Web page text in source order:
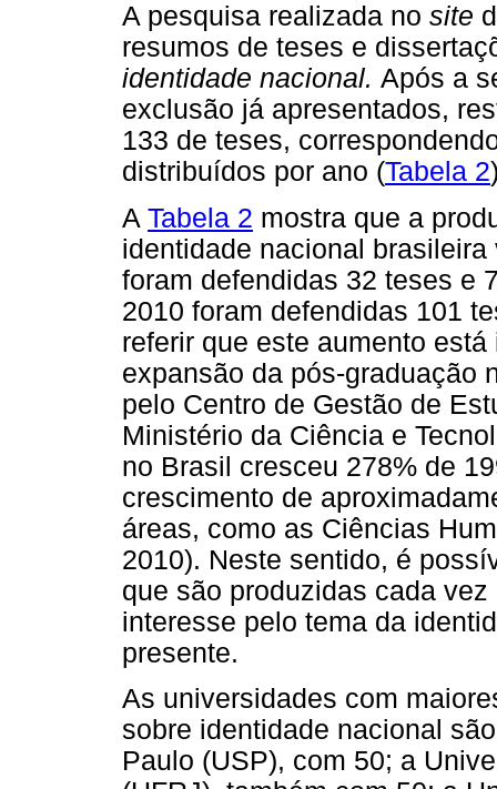
A pesquisa realizada no site
resumos de teses e
identidade nacional. Após a
exclusão já apresentados,
133 de teses,
distribuídos por ano (Tabela 2
A Tabela 2 mostra que a
identidade nacional
foram defendidas 32 teses e
2010 foram defendidas 101
referir que este aumento
expansão da pós-graduação
pelo Centro de Gestão de
Ministério da Ciência e
no Brasil cresceu 278% de
crescimento de
áreas, como as Ciências
2010). Neste sentido, é
que são produzidas cada
interesse pelo tema da
presente.
As universidades com
sobre identidade nacional
Paulo (USP), com 50; a